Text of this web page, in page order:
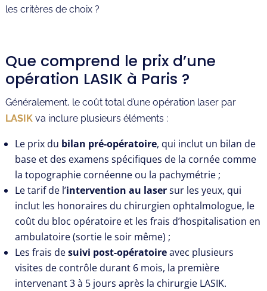
les critères de choix ?
Que comprend le prix d’une
opération LASIK à Paris ?
Généralement, le coût total d’une opération laser par
LASIKva inclure plusieurs éléments :
Le prix du bilan pré-opératoire, qui inclut un bilan de
base et des examens spécifiques de la cornée comme
la topographie cornéenne ou la pachymétrie ;
Le tarif de l’intervention au lasersur les yeux, qui
inclut les honoraires du chirurgien ophtalmologue, le
coût du bloc opératoire et les frais d’hospitalisation en
ambulatoire (sortie le soir même) ;
Les frais desuivi post-opératoireavec plusieurs
visites de contrôle durant 6 mois, la première
intervenant 3 à 5 jours après la chirurgie LASIK.